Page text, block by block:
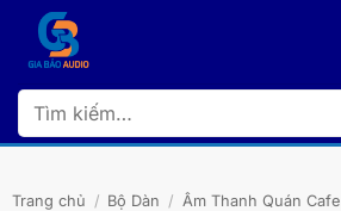
dung
Tìm
kiếm:
Trang chủ / Bộ Dàn / Âm Thanh Quán Cafe